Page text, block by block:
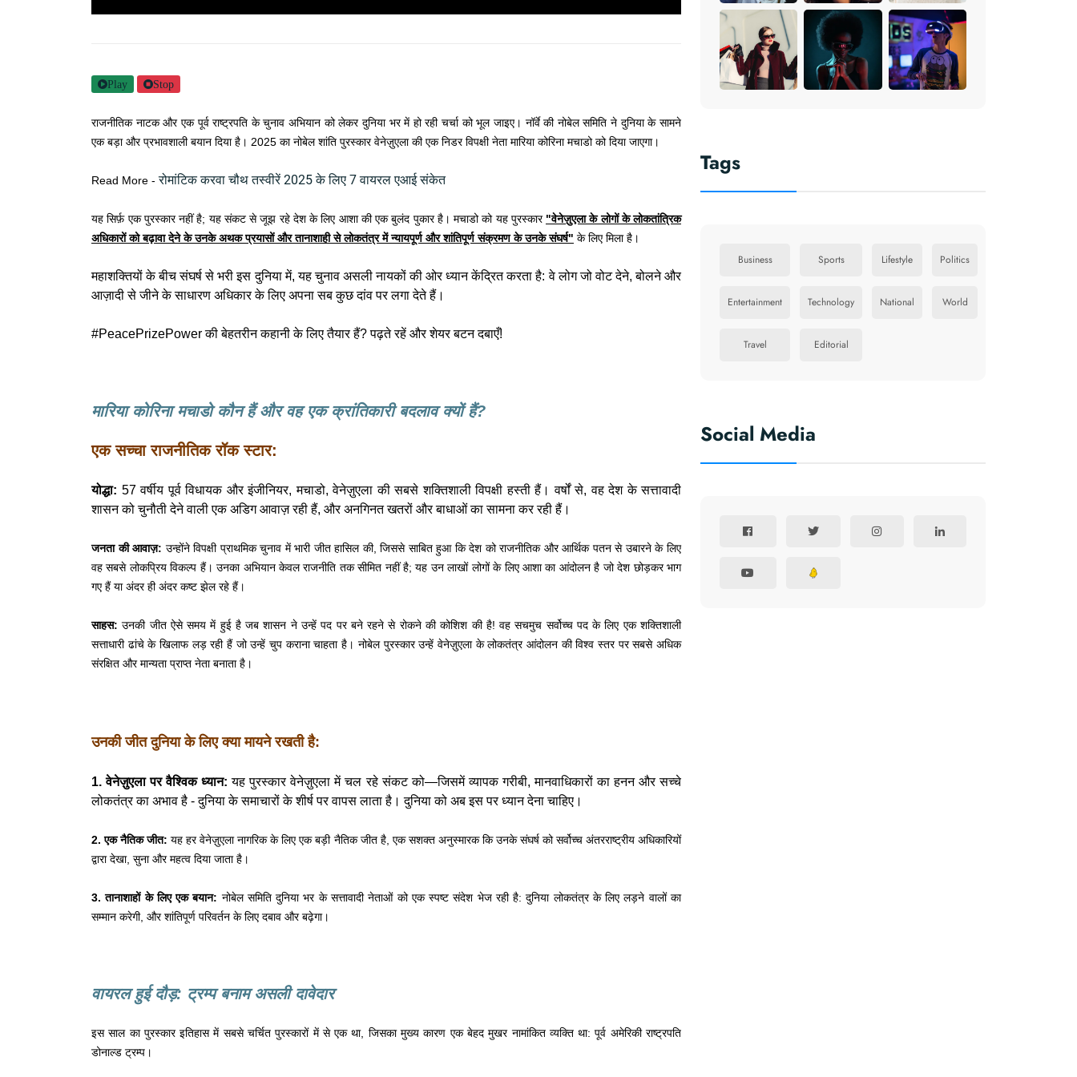
Play Stop
राजनीतिक नाटक और एक पूर्व राष्ट्रपति के चुनाव अभियान को लेकर दुनिया भर में हो रही चर्चा को भूल जाइए। नॉर्वे की नोबेल समिति ने दुनिया के सामने
एक बड़ा और प्रभावशाली बयान दिया है। 2025 का नोबेल शांति पुरस्कार वेनेज़ुएला की एक निडर विपक्षी नेता मारिया कोरिना मचाडो को दिया जाएगा।
Read More -रोमांटिक करवा चौथ तस्वीरें 2025 के लिए 7 वायरल एआई संकेत
यह सिर्फ़ एक पुरस्कार नहीं है; यह संकट से जूझ रहे देश के लिए आशा की एक बुलंद पुकार है। मचाडो को यह पुरस्कार "वेनेज़ुएला के लोगों के लोकतांत्रिक
अधिकारों को बढ़ावा देने के उनके अथक प्रयासों और तानाशाही से लोकतंत्र में न्यायपूर्ण और शांतिपूर्ण संक्रमण के उनके संघर्ष" के लिए मिला है।
महाशक्तियों के बीच संघर्ष से भरी इस दुनिया में, यह चुनाव असली नायकों की ओर ध्यान केंद्रित करता है: वे लोग जो वोट देने, बोलने और
आज़ादी से जीने के साधारण अधिकार के लिए अपना सब कुछ दांव पर लगा देते हैं।
#PeacePrizePower की बेहतरीन कहानी के लिए तैयार हैं? पढ़ते रहें और शेयर बटन दबाएँ!
मारिया कोरिना मचाडो कौन हैं और वह एक क्रांतिकारी बदलाव क्यों हैं?
एक सच्चा राजनीतिक रॉक स्टार:
योद्धा: 57 वर्षीय पूर्व विधायक और इंजीनियर, मचाडो, वेनेज़ुएला की सबसे शक्तिशाली विपक्षी हस्ती हैं। वर्षों से, वह देश के सत्तावादी
शासन को चुनौती देने वाली एक अडिग आवाज़ रही हैं, और अनगिनत खतरों और बाधाओं का सामना कर रही हैं।
जनता की आवाज़: उन्होंने विपक्षी प्राथमिक चुनाव में भारी जीत हासिल की, जिससे साबित हुआ कि देश को राजनीतिक और आर्थिक पतन से उबारने के लिए
वह सबसे लोकप्रिय विकल्प हैं। उनका अभियान केवल राजनीति तक सीमित नहीं है; यह उन लाखों लोगों के लिए आशा का आंदोलन है जो देश छोड़कर भाग
गए हैं या अंदर ही अंदर कष्ट झेल रहे हैं।
साहस: उनकी जीत ऐसे समय में हुई है जब शासन ने उन्हें पद पर बने रहने से रोकने की कोशिश की है! वह सचमुच सर्वोच्च पद के लिए एक शक्तिशाली
सत्ताधारी ढांचे के खिलाफ लड़ रही हैं जो उन्हें चुप कराना चाहता है। नोबेल पुरस्कार उन्हें वेनेज़ुएला के लोकतंत्र आंदोलन की विश्व स्तर पर सबसे अधिक
संरक्षित और मान्यता प्राप्त नेता बनाता है।
उनकी जीत दुनिया के लिए क्या मायने रखती है:
1. वेनेज़ुएला पर वैश्विक ध्यान: यह पुरस्कार वेनेज़ुएला में चल रहे संकट को—जिसमें व्यापक गरीबी, मानवाधिकारों का हनन और सच्चे
लोकतंत्र का अभाव है - दुनिया के समाचारों के शीर्ष पर वापस लाता है। दुनिया को अब इस पर ध्यान देना चाहिए।
2. एक नैतिक जीत: यह हर वेनेज़ुएला नागरिक के लिए एक बड़ी नैतिक जीत है, एक सशक्त अनुस्मारक कि उनके संघर्ष को सर्वोच्च अंतरराष्ट्रीय अधिकारियों
द्वारा देखा, सुना और महत्व दिया जाता है।
3. तानाशाहों के लिए एक बयान: नोबेल समिति दुनिया भर के सत्तावादी नेताओं को एक स्पष्ट संदेश भेज रही है: दुनिया लोकतंत्र के लिए लड़ने वालों का
सम्मान करेगी, और शांतिपूर्ण परिवर्तन के लिए दबाव और बढ़ेगा।
वायरल हुई दौड़: ट्रम्प बनाम असली दावेदार
इस साल का पुरस्कार इतिहास में सबसे चर्चित पुरस्कारों में से एक था, जिसका मुख्य कारण एक बेहद मुखर नामांकित व्यक्ति था: पूर्व अमेरिकी राष्ट्रपति
डोनाल्ड ट्रम्प।
Tags
Business Sports Lifestyle Politics
Entertainment Technology National World
Travel Editorial
Social Media